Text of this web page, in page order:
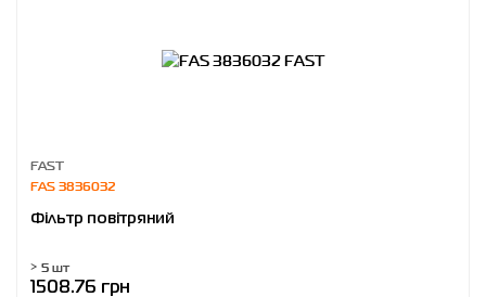
FAST
FAS 3836032
Фільтр повітряний
> 5 шт
1508.76 грн